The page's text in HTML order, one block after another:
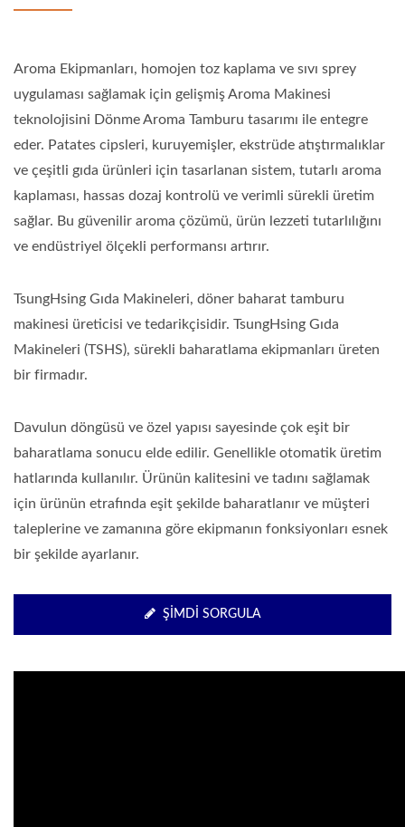
Aroma Ekipmanları, homojen toz kaplama ve sıvı sprey
uygulaması sağlamak için gelişmiş Aroma Makinesi
teknolojisini Dönme Aroma Tamburu tasarımı ile entegre
eder. Patates cipsleri, kuruyemişler, ekstrüde atıştırmalıklar
ve çeşitli gıda ürünleri için tasarlanan sistem, tutarlı aroma
kaplaması, hassas dozaj kontrolü ve verimli sürekli üretim
sağlar. Bu güvenilir aroma çözümü, ürün lezzeti tutarlılığını
ve endüstriyel ölçekli performansı artırır.
TsungHsing Gıda Makineleri, döner baharat tamburu
makinesi üreticisi ve tedarikçisidir. TsungHsing Gıda
Makineleri (TSHS), sürekli baharatlama ekipmanları üreten
bir firmadır.
Davulun döngüsü ve özel yapısı sayesinde çok eşit bir
baharatlama sonucu elde edilir. Genellikle otomatik üretim
hatlarında kullanılır. Ürünün kalitesini ve tadını sağlamak
için ürünün etrafında eşit şekilde baharatlanır ve müşteri
taleplerine ve zamanına göre ekipmanın fonksiyonları esnek
bir şekilde ayarlanır.
ŞIMDI SORGULA